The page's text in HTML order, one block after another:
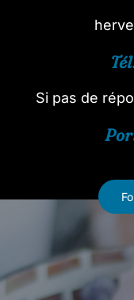
Si pas de